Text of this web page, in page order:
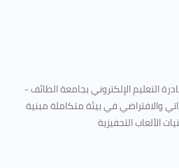
التعليم الإلكتروني بجامعة الطائف -
والافتراضي في بيئة متكاملة مبنية
الألعاب التحفيزية